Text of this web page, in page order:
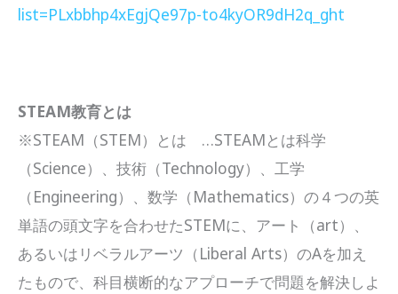
list=PLxbbhp4xEgjQe97p-to4kyOR9dH2q_ght
STEAM教育とは
※STEAM（STEM）とは …STEAMとは科学
（Science）、技術（Technology）、工学
（Engineering）、数学（Mathematics）の４つの英
単語の頭文字を合わせたSTEMに、アート（art）、
あるいはリベラルアーツ（Liberal Arts）のAを加え
たもので、科目横断的なアプローチで問題を解決しよ